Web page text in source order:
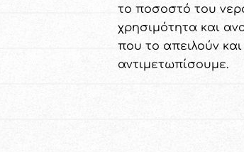
το ποσοστό του
χρησιμότητα και
που το απειλούν
αντιμετωπίσουμε.